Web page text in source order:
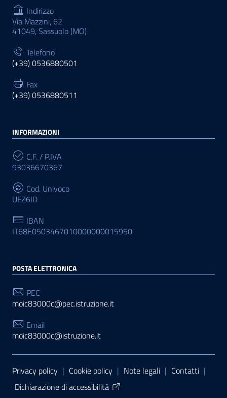
Indirizzo
Via Mazzini, 62
41049, Sassuolo (MO)
Telefono
(+39) 0536880501
Fax
(+39) 0536880511
INFORMAZIONI
C.F. / P.IVA
93036670367
Cod. Univoco
UFZ6ID
IBAN
IT68E0503467010000000015950
POSTA ELETTRONICA
PEC
moic83000c@pec.istruzione.it
Email
moic83000c@istruzione.it
Sezione Link Utili
Privacy policy | Cookie policy | Note legali | Contatti |
Dichiarazione di accessibilità